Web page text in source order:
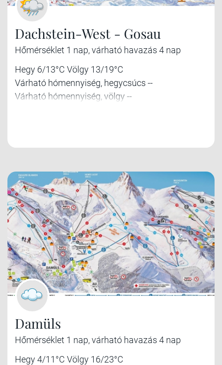
Dachstein-West - Gosau
Hőmérséklet 1 nap, várható havazás 4 nap
Hegy 6/13°C Völgy 13/19°C
Várható hómennyiség, hegycsúcs --
Várható hómennyiség, völgy --
Damüls
Hőmérséklet 1 nap, várható havazás 4 nap
Hegy 4/11°C Völgy 16/23°C